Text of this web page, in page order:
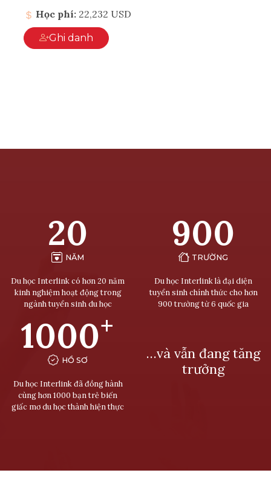
Học phí: 22,232 USD
Ghi danh
20
NĂM
Du học Interlink có hơn 20 năm
kinh nghiệm hoạt động trong
ngành tuyển sinh du học
900
TRƯỜNG
Du học Interlink là đại diện
tuyển sinh chính thức cho hơn
900 trường từ 6 quốc gia
1000+
HỒ SƠ
Du học Interlink đã đồng hành
cùng hơn 1000 bạn trẻ biến
giấc mơ du học thành hiện thực
…và vẫn đang tăng
trưởng